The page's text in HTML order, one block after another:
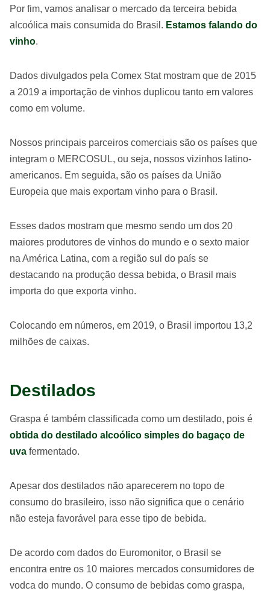
Por fim, vamos analisar o mercado da terceira bebida
alcoólica mais consumida do Brasil. Estamos falando do
vinho.
Dados divulgados pela Comex Stat mostram que de 2015
a 2019 a importação de vinhos duplicou tanto em valores
como em volume.
Nossos principais parceiros comerciais são os países que
integram o MERCOSUL, ou seja, nossos vizinhos latino-
americanos. Em seguida, são os países da União
Europeia que mais exportam vinho para o Brasil.
Esses dados mostram que mesmo sendo um dos 20
maiores produtores de vinhos do mundo e o sexto maior
na América Latina, com a região sul do país se
destacando na produção dessa bebida, o Brasil mais
importa do que exporta vinho.
Colocando em números, em 2019, o Brasil importou 13,2
milhões de caixas.
Destilados
Graspa é também classificada como um destilado, pois é
obtida do destilado alcoólico simples do bagaço de
uva fermentado.
Apesar dos destilados não aparecerem no topo de
consumo do brasileiro, isso não significa que o cenário
não esteja favorável para esse tipo de bebida.
De acordo com dados do Euromonitor, o Brasil se
encontra entre os 10 maiores mercados consumidores de
vodca do mundo. O consumo de bebidas como graspa,